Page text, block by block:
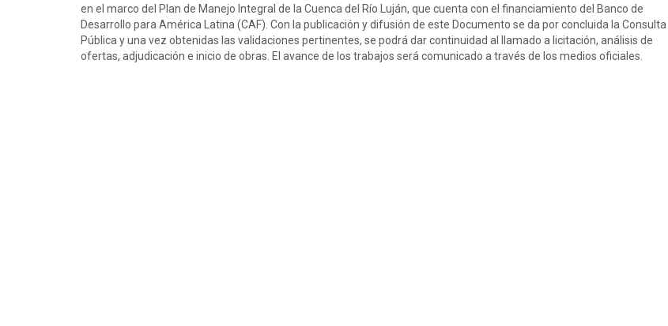
en el marco del Plan de Manejo Integral de la Cuenca del Río Luján, que cuenta con el financiamiento del Banco de
Desarrollo para América Latina (CAF). Con la publicación y difusión de este Documento se da por concluida la Consulta
Pública y una vez obtenidas las validaciones pertinentes, se podrá dar continuidad al llamado a licitación, análisis de
ofertas, adjudicación e inicio de obras. El avance de los trabajos será comunicado a través de los medios oficiales.